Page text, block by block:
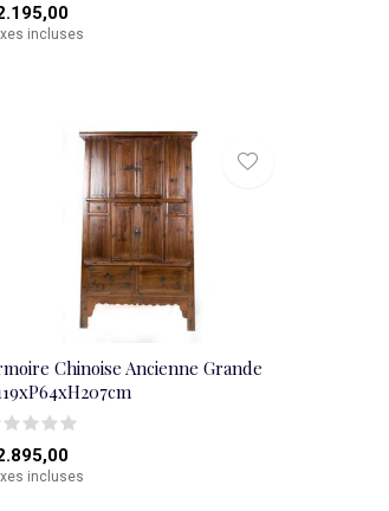
incluses
Chinoise Ancienne Grande
incluses